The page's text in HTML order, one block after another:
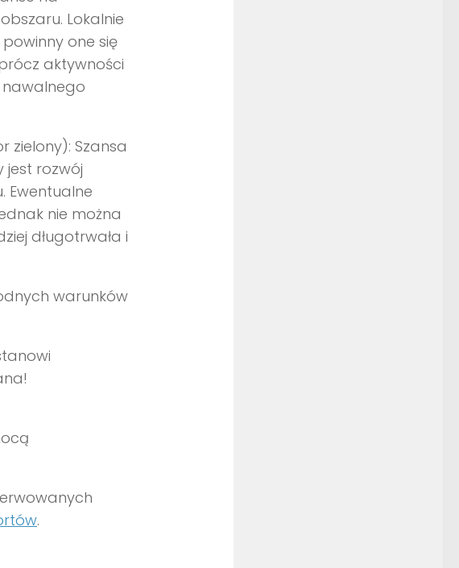
Lokalnie
one się
aktywności
zielony): Szansa
jest rozwój
Ewentualne
nie można
długotrwała i
warunków
.